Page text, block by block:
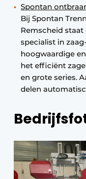
Spontan
Bij Spontan
Remscheid
specialist in
hoogwaardige
het efficiënt
en grote series.
delen